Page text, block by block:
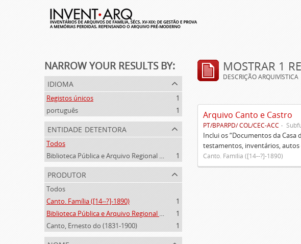
NARROW YOUR RESULTS BY:
idioma
Registos únicos
1
português
1
entidade detentora
Todos
Biblioteca Pública e Arquivo Regional de Ponta Delgada
1
produtor
Todos
Canto. Família ([14--?]-1890)
1
Biblioteca Pública e Arquivo Regional de Ponta Delgada (1841- )
1
Canto, Ernesto do (1831-1900)
1
MOSTRAR 1
DESCRIÇÃO ARQUIVÍSTICA
Arquivo Canto e Castro
PT/BPARPD/ COL/CEC-ACC
Inclui os “Documentos da
testamentos, inventários, autos
Canto. Família ([14--?]-1890)